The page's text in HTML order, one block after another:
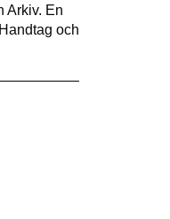
Arkiv. En
och